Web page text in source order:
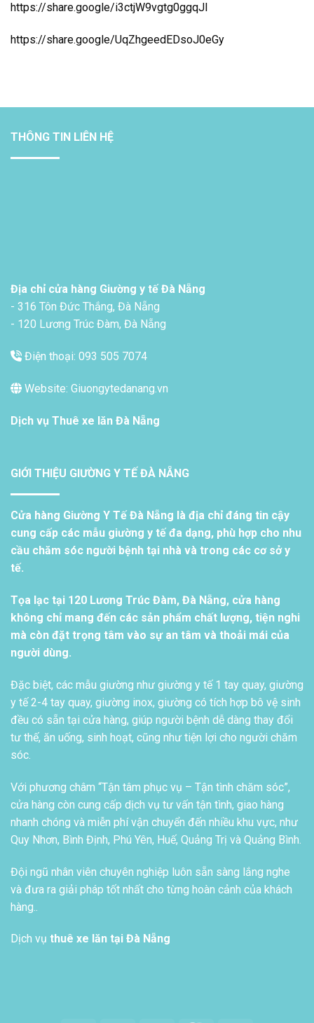
https://share.google/i3ctjW9vgtg0ggqJl
https://share.google/UqZhgeedEDsoJ0eGy
THÔNG TIN LIÊN HỆ
Địa chỉ cửa hàng Giường y tế Đà Nẵng
- 316 Tôn Đức Thắng, Đà Nẵng
- 120 Lương Trúc Đàm, Đà Nẵng
Điện thoại: 093 505 7074
Website: Giuongytedanang.vn
Dịch vụ Thuê xe lăn Đà Nẵng
GIỚI THIỆU GIƯỜNG Y TẾ ĐÀ NẴNG
Cửa hàng Giường Y Tế Đà Nẵng là địa chỉ đáng tin cậy
cung cấp các mẫu giường y tế đa dạng, phù hợp cho nhu
cầu chăm sóc người bệnh tại nhà và trong các cơ sở y
tế.
Tọa lạc tại 120 Lương Trúc Đàm, Đà Nẵng, cửa hàng
không chỉ mang đến các sản phẩm chất lượng, tiện nghi
mà còn đặt trọng tâm vào sự an tâm và thoải mái của
người dùng.
Đặc biệt, các mẫu giường như giường y tế 1 tay quay, giường
y tế 2-4 tay quay, giường inox, giường có tích hợp bô vệ sinh
đều có sẵn tại cửa hàng, giúp người bệnh dễ dàng thay đổi
tư thế, ăn uống, sinh hoạt, cũng như tiện lợi cho người chăm
sóc.
Với phương châm “Tận tâm phục vụ – Tận tình chăm sóc”,
cửa hàng còn cung cấp dịch vụ tư vấn tận tình, giao hàng
nhanh chóng và miễn phí vận chuyển đến nhiều khu vực, như
Quy Nhơn, Bình Định, Phú Yên, Huế, Quảng Trị và Quảng Bình.
Đội ngũ nhân viên chuyên nghiệp luôn sẵn sàng lắng nghe
và đưa ra giải pháp tốt nhất cho từng hoàn cảnh của khách
hàng..
Dịch vụ thuê xe lăn tại Đà Nẵng